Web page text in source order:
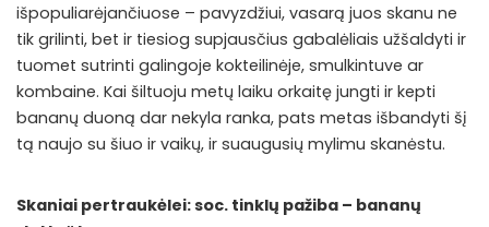
išpopuliarėjančiuose – pavyzdžiui, vasarą juos skanu ne
tik grilinti, bet ir tiesiog supjausčius gabalėliais užšaldyti ir
tuomet sutrinti galingoje kokteilinėje, smulkintuve ar
kombaine. Kai šiltuoju metų laiku orkaitę jungti ir kepti
bananų duoną dar nekyla ranka, pats metas išbandyti šį
tą naujo su šiuo ir vaikų, ir suaugusių mylimu skanėstu.
Skaniai pertraukėlei: soc. tinklų pažiba – bananų